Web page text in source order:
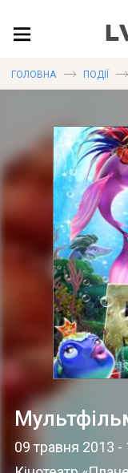
ПУБЛІКАЦІЇ
ДОВІДКА
ГОЛОВНА ПОДІЇ
09 травня 2013 -